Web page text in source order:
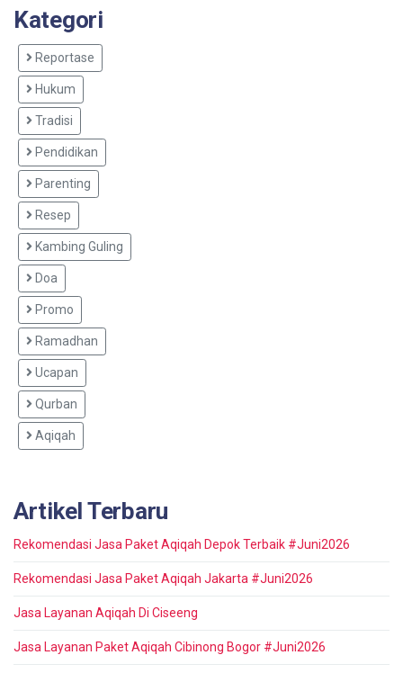
Kategori
Reportase
Hukum
Tradisi
Pendidikan
Parenting
Resep
Kambing Guling
Doa
Promo
Ramadhan
Ucapan
Qurban
Aqiqah
Artikel Terbaru
Rekomendasi Jasa Paket Aqiqah Depok Terbaik #Juni2026
Rekomendasi Jasa Paket Aqiqah Jakarta #Juni2026
Jasa Layanan Aqiqah Di Ciseeng
Jasa Layanan Paket Aqiqah Cibinong Bogor #Juni2026